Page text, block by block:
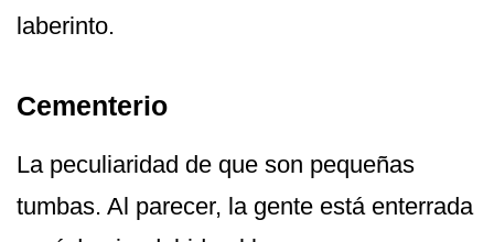
laberinto.
Cementerio
La peculiaridad de que son pequeñas
tumbas. Al parecer, la gente está enterrada